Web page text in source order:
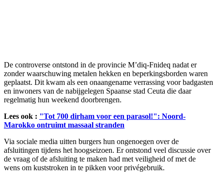
De controverse ontstond in de provincie M’diq-Fnideq nadat er
zonder waarschuwing metalen hekken en beperkingsborden waren
geplaatst. Dit kwam als een onaangename verrassing voor badgasten
en inwoners van de nabijgelegen Spaanse stad Ceuta die daar
regelmatig hun weekend doorbrengen.
Lees ook : "Tot 700 dirham voor een parasol!": Noord-
Marokko ontruimt massaal stranden
Via sociale media uitten burgers hun ongenoegen over de
afsluitingen tijdens het hoogseizoen. Er ontstond veel discussie over
de vraag of de afsluiting te maken had met veiligheid of met de
wens om kuststroken in te pikken voor privégebruik.